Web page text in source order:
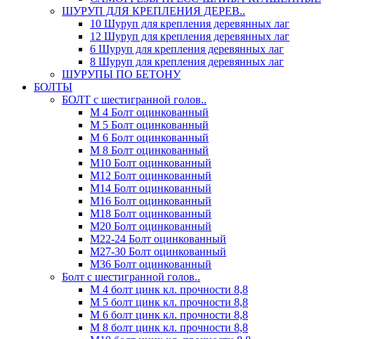
ШУРУП ДЛЯ КРЕПЛЕНИЯ ДЕРЕВ..
10 Шуруп для крепления деревянных лаг
12 Шуруп для крепления деревянных лаг
6 Шуруп для крепления деревянных лаг
8 Шуруп для крепления деревянных лаг
ШУРУПЫ ПО БЕТОНУ
БОЛТЫ
БОЛТ с шестигранной голов..
М 4 Болт оцинкованный
М 5 Болт оцинкованный
М 6 Болт оцинкованный
М 8 Болт оцинкованный
М10 Болт оцинкованный
М12 Болт оцинкованный
М14 Болт оцинкованный
М16 Болт оцинкованный
М18 Болт оцинкованный
М20 Болт оцинкованный
М22-24 Болт оцинкованный
М27-30 Болт оцинкованный
М36 Болт оцинкованный
Болт с шестигранной голов..
М 4 болт цинк кл. прочности 8,8
М 5 болт цинк кл. прочности 8,8
М 6 болт цинк кл. прочности 8,8
М 8 болт цинк кл. прочности 8,8